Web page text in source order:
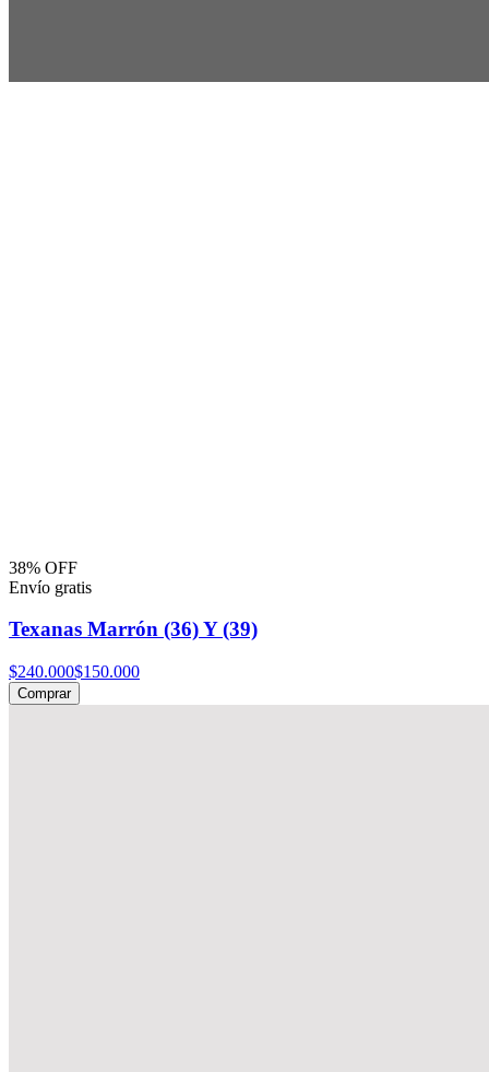
38% OFF
Envío gratis
Texanas Marrón (36) Y (39)
$240.000$150.000
Comprar